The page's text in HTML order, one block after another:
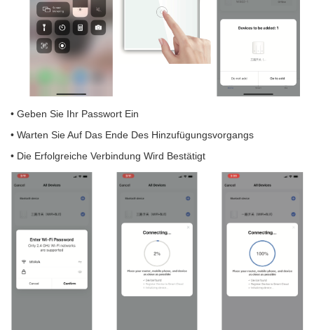
• Geben Sie Ihr Passwort Ein
• Warten Sie Auf Das Ende Des Hinzufügungsvorgangs
• Die Erfolgreiche Verbindung Wird Bestätigt